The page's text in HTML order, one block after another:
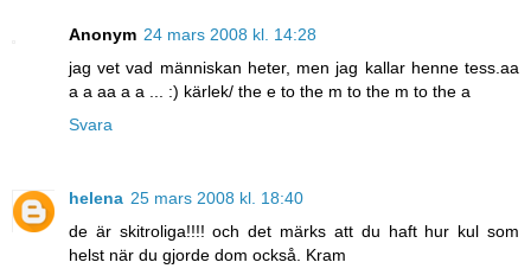
Anonym 24 mars 2008 kl. 14:28
jag vet vad människan heter, men jag kallar henne tess.aa
a a aa a a ... :) kärlek/ the e to the m to the m to the a
Svara
helena 25 mars 2008 kl. 18:40
de är skitroliga!!!! och det märks att du haft hur kul som
helst när du gjorde dom också. Kram